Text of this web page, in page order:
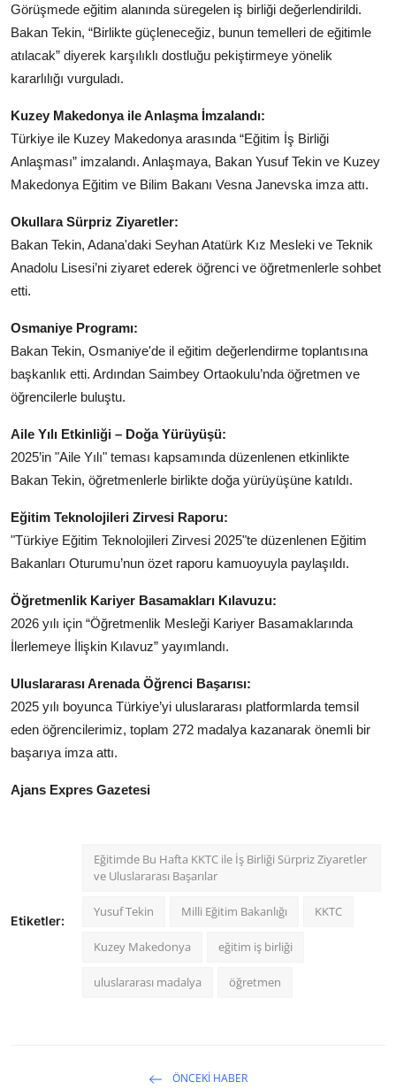
Galeri
Gastronomi
E-GAZETE
Görüşmede eğitim alanında süregelen iş birliği değerlendirildi.
Bakan Tekin, “Birlikte güçleneceğiz, bunun temelleri de eğitimle
atılacak” diyerek karşılıklı dostluğu pekiştirmeye yönelik
kararlılığı vurguladı.
Kuzey Makedonya ile Anlaşma İmzalandı:
Türkiye ile Kuzey Makedonya arasında “Eğitim İş Birliği
Anlaşması” imzalandı. Anlaşmaya, Bakan Yusuf Tekin ve Kuzey
Makedonya Eğitim ve Bilim Bakanı Vesna Janevska imza attı.
Okullara Sürpriz Ziyaretler:
Bakan Tekin, Adana'daki Seyhan Atatürk Kız Mesleki ve Teknik
Anadolu Lisesi’ni ziyaret ederek öğrenci ve öğretmenlerle sohbet
etti.
Osmaniye Programı:
Bakan Tekin, Osmaniye'de il eğitim değerlendirme toplantısına
başkanlık etti. Ardından Saimbey Ortaokulu’nda öğretmen ve
öğrencilerle buluştu.
Aile Yılı Etkinliği – Doğa Yürüyüşü:
2025’in "Aile Yılı" teması kapsamında düzenlenen etkinlikte
Bakan Tekin, öğretmenlerle birlikte doğa yürüyüşüne katıldı.
Eğitim Teknolojileri Zirvesi Raporu:
"Türkiye Eğitim Teknolojileri Zirvesi 2025"te düzenlenen Eğitim
Bakanları Oturumu’nun özet raporu kamuoyuyla paylaşıldı.
Öğretmenlik Kariyer Basamakları Kılavuzu:
2026 yılı için “Öğretmenlik Mesleği Kariyer Basamaklarında
İlerlemeye İlişkin Kılavuz” yayımlandı.
Uluslararası Arenada Öğrenci Başarısı:
2025 yılı boyunca Türkiye’yi uluslararası platformlarda temsil
eden öğrencilerimiz, toplam 272 madalya kazanarak önemli bir
başarıya imza attı.
Ajans Expres Gazetesi
Etiketler:
Eğitimde Bu Hafta KKTC ile İş Birliği Sürpriz Ziyaretler
ve Uluslararası Başarılar
Yusuf Tekin Milli Eğitim Bakanlığı KKTC
Kuzey Makedonya eğitim iş birliği
uluslararası madalya öğretmen
ÖNCEKI HABER